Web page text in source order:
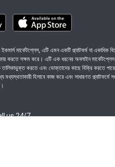
মার্কেটপ্লেস, এটি এমন একটি প্ল্যাটফর্ম যা একাধিক
করতে সক্ষম করে। এটি এক ধরনের অনলাইন মার্কেটপ্লেস
তালিকাভুক্ত করতে এবং ভোক্তাদের কাছে বিক্রি
মধ্যস্থতাকারী হিসাবে কাজ করে এবং সাধারণত প্ল্যাটফর্মে
us 24/7